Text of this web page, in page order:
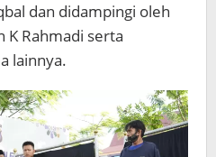
dan didampingi oleh
K Rahmadi serta
lainnya.